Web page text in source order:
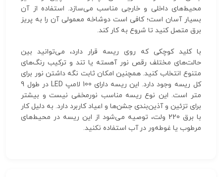
محیط‌های داخلی و خارجی مناسب می‌سازد. استفاده از آن
بسیار آسان است؛ کافی است دوشاخه معمولی آن را به پریز
برق متصل کنید تا شروع به کار کند.
با کلید کوچکی که روی ریسه قرار دارد، می‌توانید بین
حالت‌های مختلف رقص نور آهسته یا تند و ترکیب رنگ‌های
متنوع انتخاب کنید. همچنین امکان ثابت نگه داشتن نور برای
کل ریسه وجود دارد. این ریسه دارای 100 لامپ LED در طول 9
متر است. این نوع ریسه مناسب نورمخفی نیست و بیشتر
برای تزئین و آذین‌بندی جشن‌ها و اعیاد کاربرد دارد. به دلیل کار
با برق 220 ولت، توصیه می‌شود از این ریسه در محیط‌های
مرطوب یا غوطه‌ور در آب استفاده نکنید.